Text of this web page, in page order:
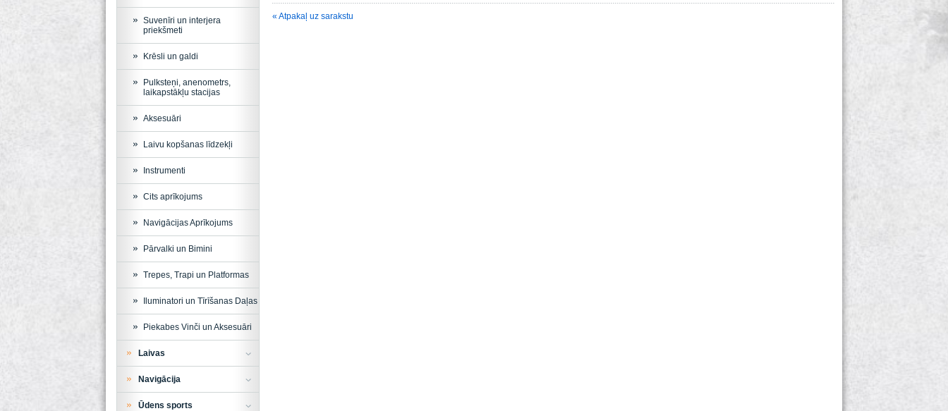
« Atpakaļ uz sarakstu
Suvenīri un interjera
priekšmeti
Krēsli un galdi
Pulksteņi, anenometrs,
laikapstākļu stacijas
Aksesuāri
Laivu kopšanas līdzekļi
Instrumenti
Cits aprīkojums
Navigācijas Aprīkojums
Pārvalki un Bimini
Trepes, Trapi un Platformas
Iluminatori un Tīrīšanas Daļas
Piekabes Vinči un Aksesuāri
Laivas
Navigācija
Ūdens sports